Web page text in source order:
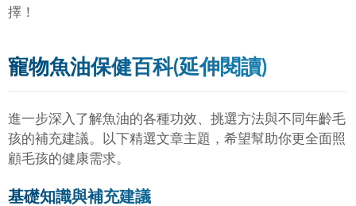
擇！
寵物魚油保健百科(延伸閱讀)
進一步深入了解魚油的各種功效、挑選方法與不同年齡毛
孩的補充建議。以下精選文章主題，希望幫助你更全面照
顧毛孩的健康需求。
基礎知識與補充建議